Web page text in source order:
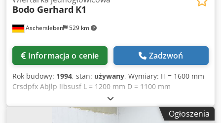
Aschersleben 529 km
Bodo Gerhard K1
Informacja o cenie Zadzwoń
Rok budowy: 1994, stan: używany, Wymiary: H = 1600 mm
Crsdpfx Abjlp Iibsusf L = 1200 mm D = 1100 mm
Ogłoszenia